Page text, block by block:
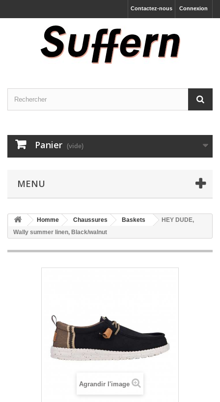
Connexion
Contactez-nous
Panier (vide)
MENU
Homme Chaussures Baskets
HEY DUDE,
Wally summer linen, Black/walnut
Agrandir l'image